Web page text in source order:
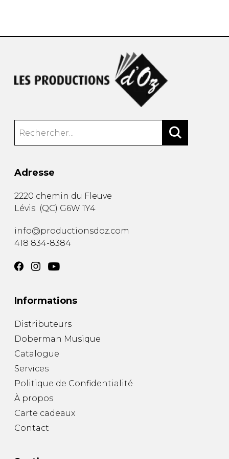
Adresse
2220 chemin du Fleuve
Lévis (QC) G6W 1Y4
info@productionsdoz.com
418 834-8384
Informations
Distributeurs
Doberman Musique
Catalogue
Services
Politique de Confidentialité
À propos
Carte cadeaux
Contact